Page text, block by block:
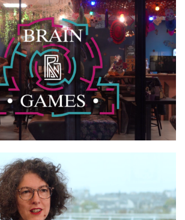
BRAIN GAMES